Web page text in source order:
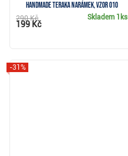
Handmade Teraka narámek, vzor 010
Skladem 1ks
290 Kč
199 Kč
-31%